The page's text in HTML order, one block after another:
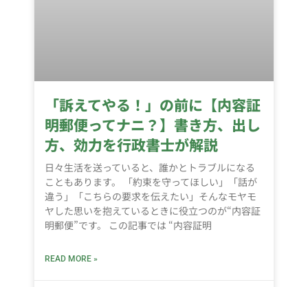
「訴えてやる！」の前に【内容証
明郵便ってナニ？】書き方、出し
方、効力を行政書士が解説
日々生活を送っていると、誰かとトラブルになる
こともあります。 「約束を守ってほしい」「話が
違う」「こちらの要求を伝えたい」そんなモヤモ
ヤした思いを抱えているときに役立つのが“内容証
明郵便”です。 この記事では “内容証明
READ MORE »